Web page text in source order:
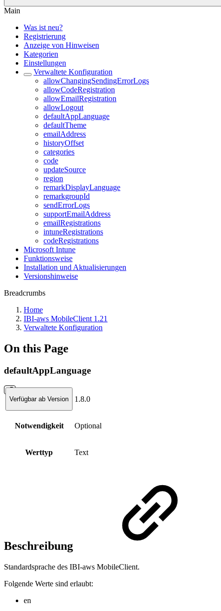
Main
Was ist neu?
Registrierung
Anzeige von Hinweisen
Kategorien
Einstellungen
Verwaltete Konfiguration
allowChangingSendingErrorLogs
allowCodeRegistration
allowEmailRegistration
allowLogout
defaultAppLanguage
defaultTheme
emailAddress
historyOffset
categories
code
updateSource
region
remarkDisplayLanguage
remarkgroupId
sendErrorLogs
supportEmailAddress
emailRegistrations
intuneRegistrations
codeRegistrations
Microsoft Intune
Funktionsweise
Installation und Aktualisierungen
Versionshinweise
Breadcrumbs
Home
IBI-aws MobileClient 1.21
Verwaltete Konfiguration
On this Page
defaultAppLanguage
Verfügbar ab Version 1.8.0
Notwendigkeit Optional
Werttyp Text
Beschreibung
Standardsprache des IBI-aws MobileClient.
Folgende Werte sind erlaubt:
en